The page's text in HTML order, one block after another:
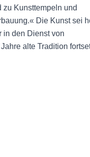
zu Kunsttempeln und
Die Kunst sei
in den Dienst von
alte Tradition